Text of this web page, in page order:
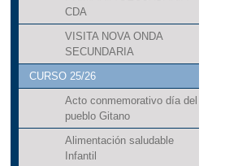
CDA
VISITA NOVA ONDA
SECUNDARIA
CURSO 25/26
Acto conmemorativo día del
pueblo Gitano
Alimentación saludable
Infantil